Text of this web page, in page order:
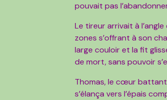
pouvait pas
Le tireur arrivait à
zones s’offrant à son
large couloir et la fit
de mort, sans pouvoir
Thomas, le cœur
s’élança vers l’épais